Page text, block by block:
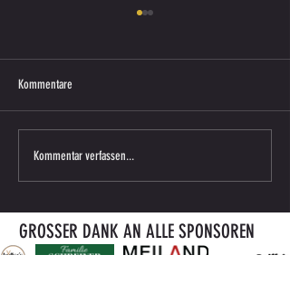
U10 im Meisterschafts-Einsatz beim
FC Grossklein
Kommentare
Kommentar verfassen...
GROSSER DANK AN ALLE SPONSOREN